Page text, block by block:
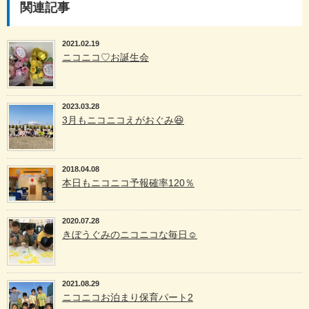
関連記事
2021.02.19
ニコニコ♡お誕生会
2023.03.28
3月もニコニコえがおぐみ😆
2018.04.08
本日もニコニコ予報確率120％
2020.07.28
きぼうぐみのニコニコな毎日☺︎
2021.08.29
ニコニコお泊まり保育パート2